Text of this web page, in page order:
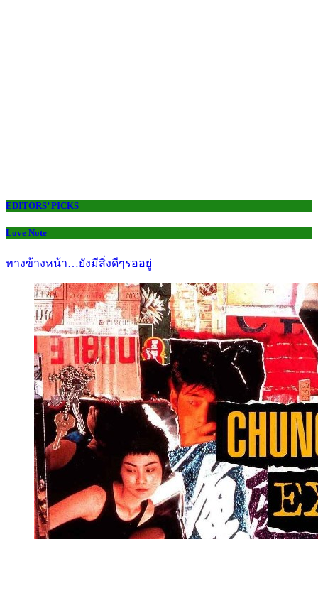
EDITORS’ PICKS
Love Note
ทางข้างหน้า…ยังมีสิ่งดีๆรออยู่